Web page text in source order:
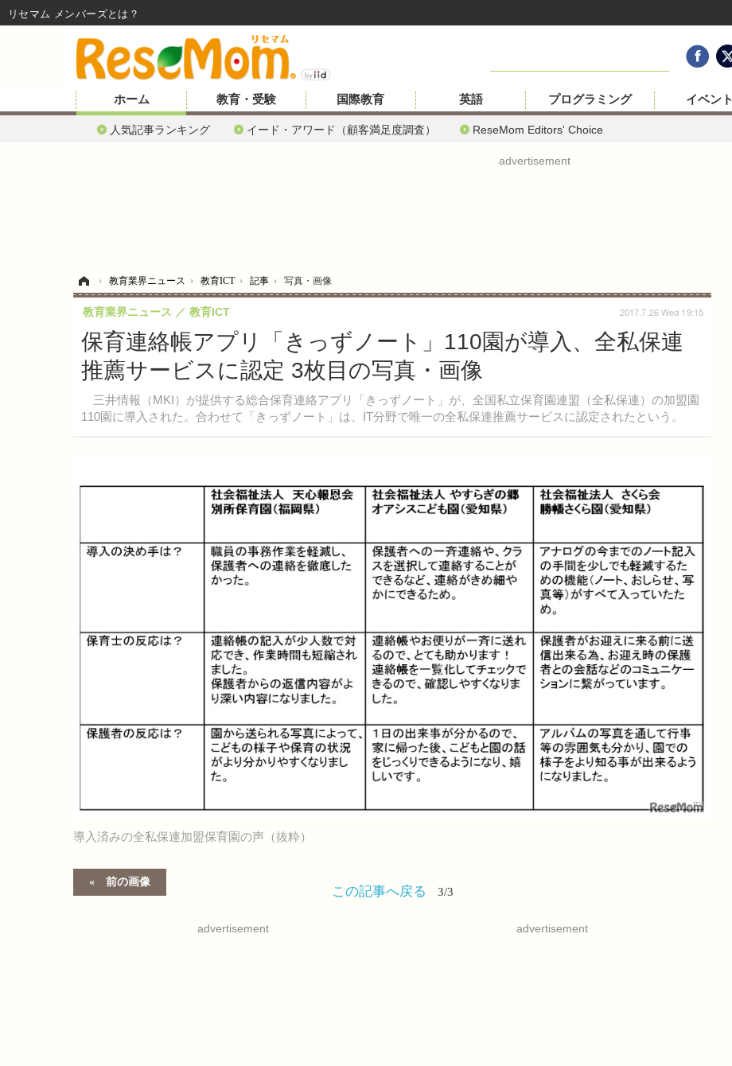
ホーム
人気記事ランキング イード・アワード（顧客満足度調査） ReseMom Editors' Choice
教育・受験 国際教育 英語 プログラミング イベント
advertisement
› 教育業界ニュース › 教育ICT › 記事 › 写真・画像
保育連絡帳アプリ「きっずノート」110園が導入、全私保連
推薦サービスに認定 3枚目の写真・画像
三井情報（MKI）が提供する総合保育連絡アプリ「きっずノート」が、全国私立保育園連盟（全私保連）の加盟園
110園に導入された。合わせて「きっずノート」は、IT分野で唯一の全私保連推薦サービスに認定されたという。
教育業界ニュース 教育ICT 2017.7.26 Wed 19:15
導入済みの全私保連加盟保育園の声（抜粋）
前の画像
この記事へ戻る 3/3
advertisement advertisement
リセマム メンバーズ